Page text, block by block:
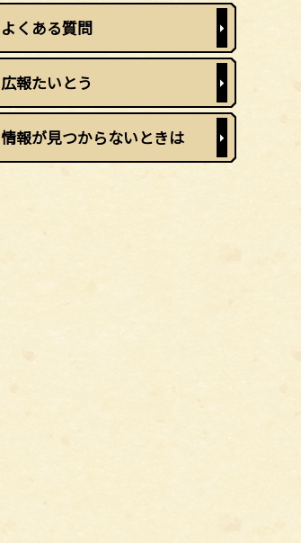
よくある質問
広報たいとう
情報が見つからないときは